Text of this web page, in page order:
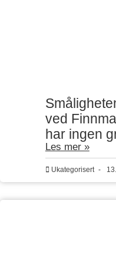
ved
har ingen
Les mer »
Ukategorisert -